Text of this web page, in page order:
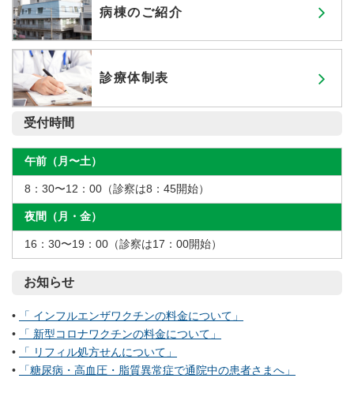
病棟のご紹介
診療体制表
受付時間
午前（月〜土）
8：30〜12：00（診察は8：45開始）
夜間（月・金）
16：30〜19：00（診察は17：00開始）
お知らせ
•
「 インフルエンザワクチンの料金について」
•
「 新型コロナワクチンの料金について」
•
「 リフィル処方せんについて」
•
「糖尿病・高血圧・脂質異常症で通院中の患者さまへ」